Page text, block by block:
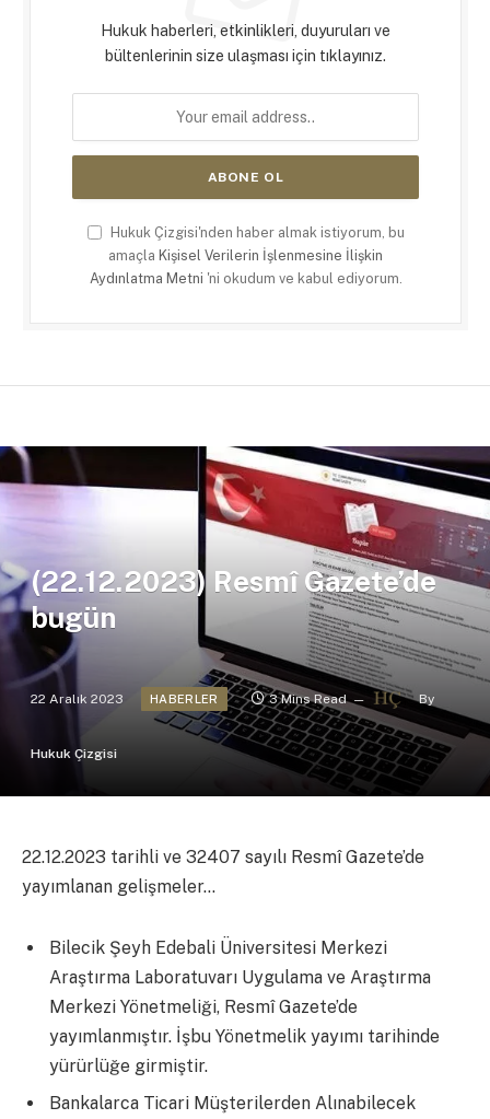
Hukuk haberleri, etkinlikleri, duyuruları ve
bültenlerinin size ulaşması için tıklayınız.
Hukuk Çizgisi'nden haber almak istiyorum, bu
amaçla Kişisel Verilerin İşlenmesine İlişkin
Aydınlatma Metni 'ni okudum ve kabul ediyorum.
(22.12.2023) Resmî Gazete’de
bugün
22 Aralık 2023 HABERLER 3 Mins Read By
Hukuk Çizgisi
22.12.2023 tarihli ve 32407 sayılı Resmî Gazete’de
yayımlanan gelişmeler…
Bilecik Şeyh Edebali Üniversitesi Merkezi
Araştırma Laboratuvarı Uygulama ve Araştırma
Merkezi Yönetmeliği, Resmî Gazete’de
yayımlanmıştır. İşbu Yönetmelik yayımı tarihinde
yürürlüğe girmiştir.
Bankalarca Ticari Müşterilerden Alınabilecek